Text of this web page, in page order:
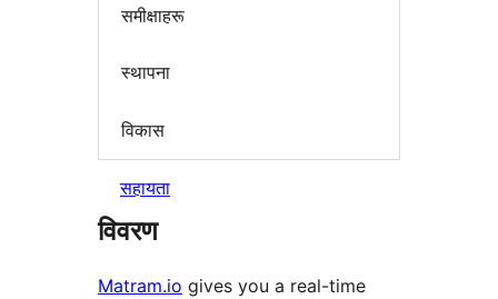
समीक्षाहरू
स्थापना
विकास
सहायता
विवरण
Matram.io gives you a real-time